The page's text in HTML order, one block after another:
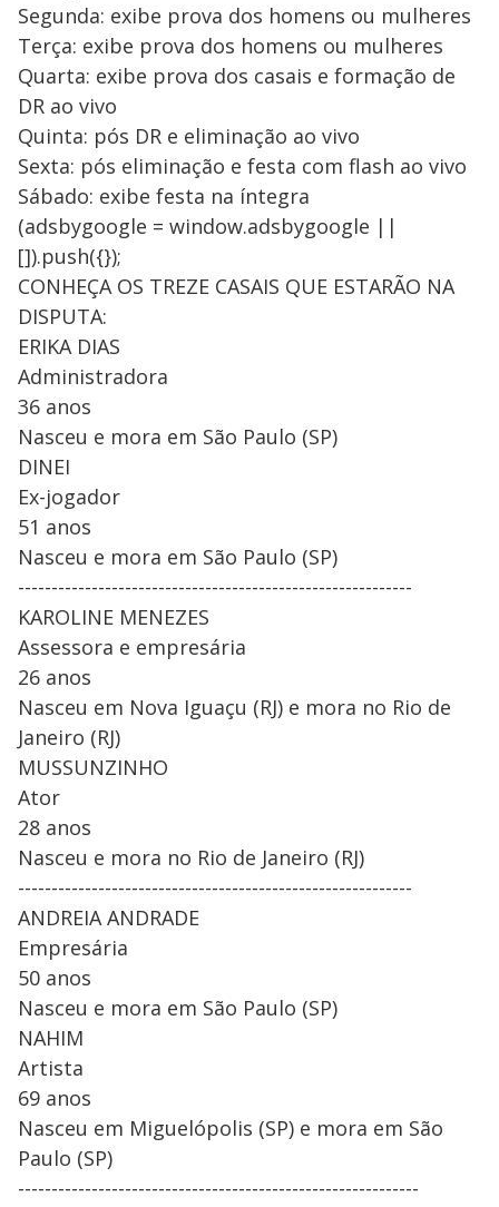
Segunda: exibe prova dos homens ou mulheres
Terça: exibe prova dos homens ou mulheres
Quarta: exibe prova dos casais e formação de
DR ao vivo
Quinta: pós DR e eliminação ao vivo
Sexta: pós eliminação e festa com flash ao vivo
Sábado: exibe festa na íntegra
(adsbygoogle = window.adsbygoogle ||
[]).push({});
CONHEÇA OS TREZE CASAIS QUE ESTARÃO NA
DISPUTA:
ERIKA DIAS
Administradora
36 anos
Nasceu e mora em São Paulo (SP)
DINEI
Ex-jogador
51 anos
Nasceu e mora em São Paulo (SP)
-----------------------------------------------------------
KAROLINE MENEZES
Assessora e empresária
26 anos
Nasceu em Nova Iguaçu (RJ) e mora no Rio de
Janeiro (RJ)
MUSSUNZINHO
Ator
28 anos
Nasceu e mora no Rio de Janeiro (RJ)
-----------------------------------------------------------
ANDREIA ANDRADE
Empresária
50 anos
Nasceu e mora em São Paulo (SP)
NAHIM
Artista
69 anos
Nasceu em Miguelópolis (SP) e mora em São
Paulo (SP)
------------------------------------------------------------